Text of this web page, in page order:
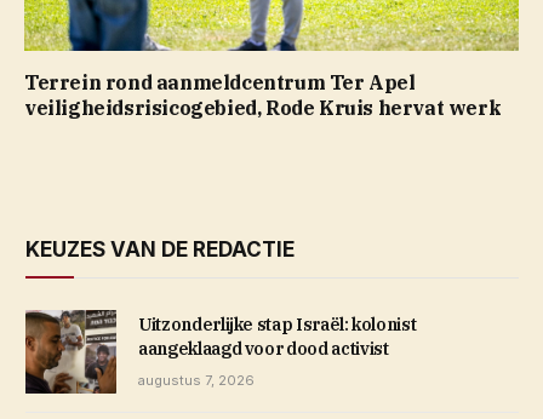
Terrein rond aanmeldcentrum Ter Apel
veiligheidsrisicogebied, Rode Kruis hervat werk
KEUZES VAN DE REDACTIE
Uitzonderlijke stap Israël: kolonist
aangeklaagd voor dood activist
augustus 7, 2026